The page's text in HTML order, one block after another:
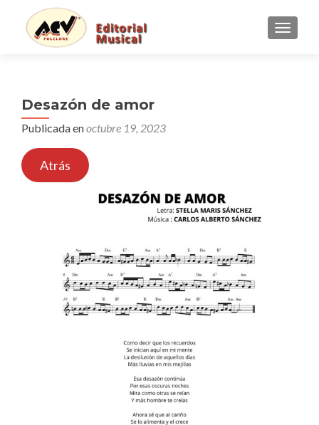
Desazón de amor
Publicada enoctubre 19, 2023
Atrás